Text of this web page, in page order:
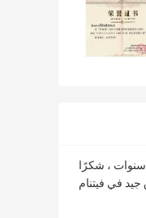
لقد عملنا مع هذا المصنع لمدة 5 سنوات ، شكرًا